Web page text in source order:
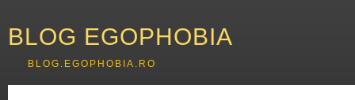
BLOG EGOPHOBIA
BLOG.EGOPHOBIA.RO